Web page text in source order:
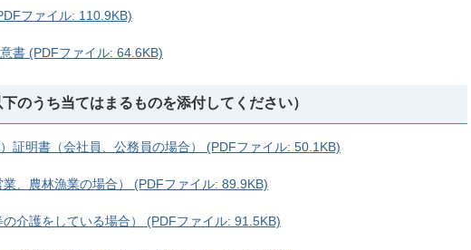
ファイル: 110.9KB)
書 (PDFファイル: 64.6KB)
下のうち当てはまるものを添付してください）
証明書（会社員、公務員の場合） (PDFファイル: 50.1KB)
、農林漁業の場合） (PDFファイル: 89.9KB)
介護をしている場合） (PDFファイル: 91.5KB)